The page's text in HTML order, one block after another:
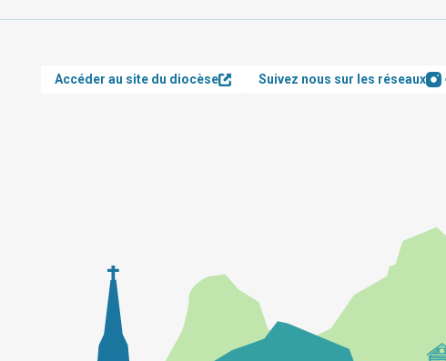
Accéder au site du diocèse Suivez nous sur les réseaux